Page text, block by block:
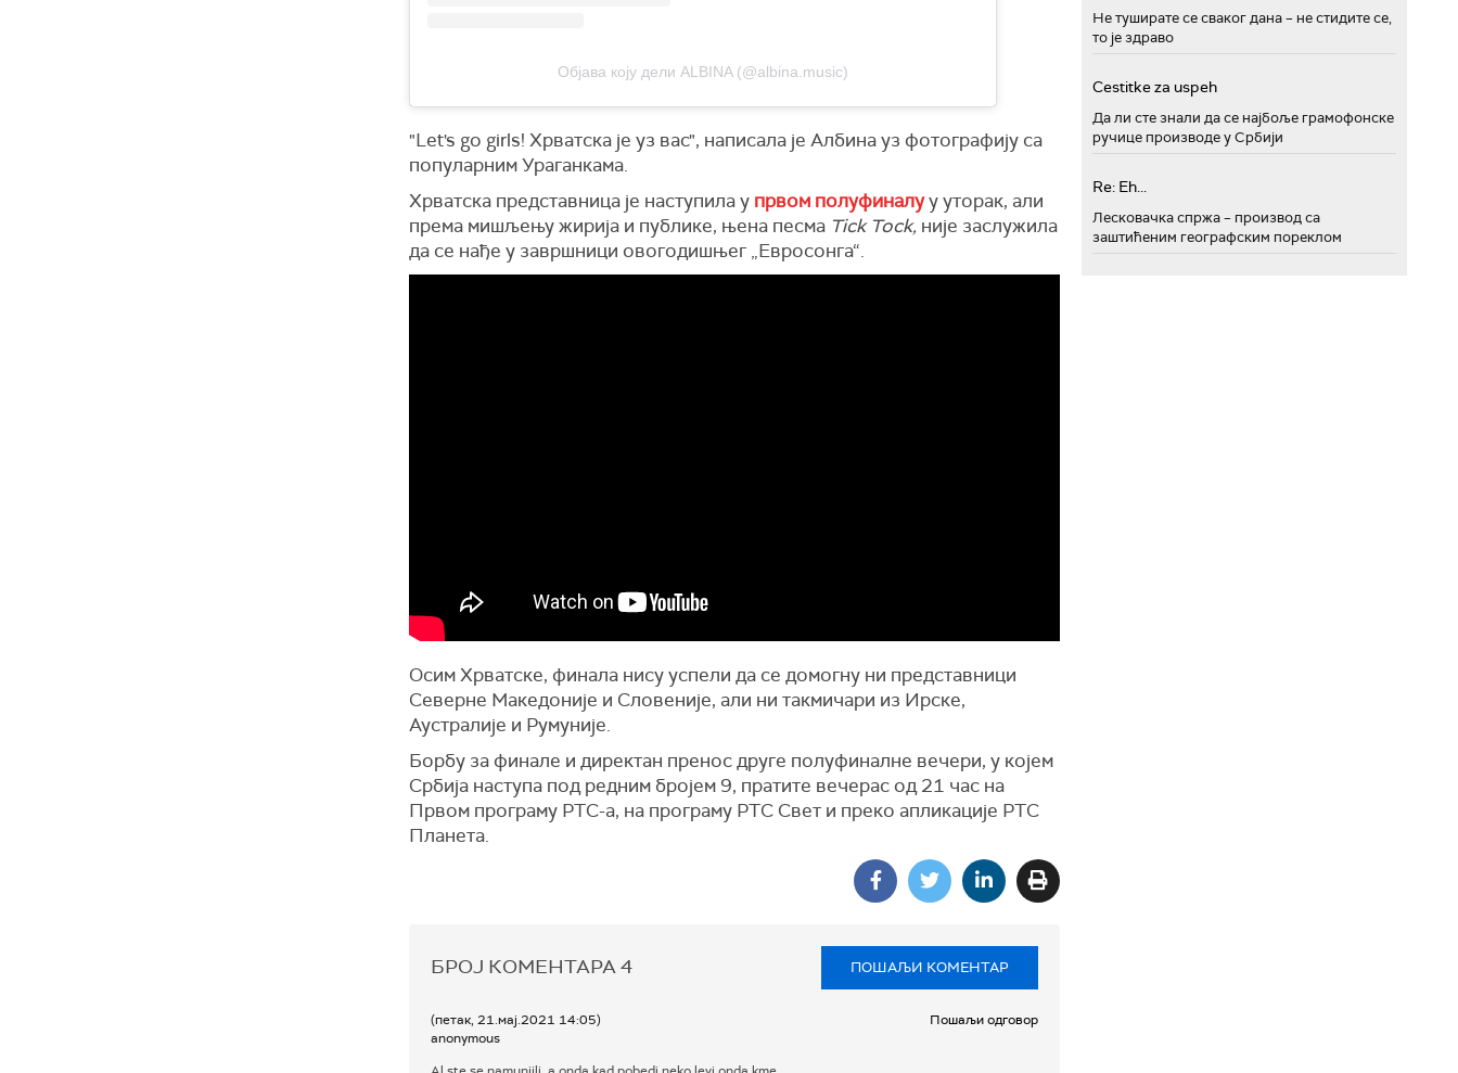
Објава коју дели ALBINA (@albina.music)
"Let's go girls! Хрватска је уз вас", написала је Албина уз фотографију са
популарним Ураганкама.
Хрватска представница је наступила у првом полуфиналуу уторак, али
према мишљењу жирија и публике, њена песма Tick Tock, није заслужила
да се нађе у завршници овогодишњег „Евросонга“.
Осим Хрватске, финала нису успели да се домогну ни представници
Северне Македоније и Словеније, али ни такмичари из Ирске,
Аустралије и Румуније.
Борбу за финале и директан пренос друге полуфиналне вечери, у којем
Србија наступа под редним бројем 9, пратите вечерас од 21 час на
Првом програму РТС-а, на програму РТС Свет и преко апликације РТС
Планета.
БРОЈ КОМЕНТАРА4 ПОШАЉИ КОМЕНТАР
(петак, 21.мај.2021 14:05)
anonymous
Пошаљи одговор
Не туширате се сваког дана – не стидите се,
то је здраво
Cestitke za uspeh
Да ли сте знали да се најбоље грамофонске
ручице производе у Србији
Re: Eh...
Лесковачка спржа – производ са
заштићеним географским пореклом